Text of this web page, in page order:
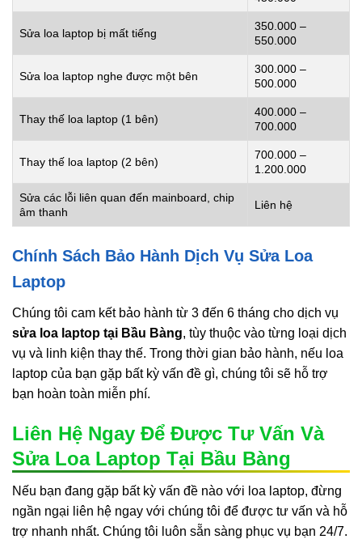
Sửa loa laptop bị mất tiếng
350.000 –
550.000
Sửa loa laptop nghe được một bên
300.000 –
500.000
Thay thế loa laptop (1 bên)
400.000 –
700.000
Thay thế loa laptop (2 bên)
700.000 –
1.200.000
Sửa các lỗi liên quan đến mainboard, chip
âm thanh
Liên hệ
Chính Sách Bảo Hành Dịch Vụ Sửa Loa
Laptop
Chúng tôi cam kết bảo hành từ 3 đến 6 tháng cho dịch vụ
sửa loa laptop tại Bầu Bàng, tùy thuộc vào từng loại dịch
vụ và linh kiện thay thế. Trong thời gian bảo hành, nếu loa
laptop của bạn gặp bất kỳ vấn đề gì, chúng tôi sẽ hỗ trợ
bạn hoàn toàn miễn phí.
Liên Hệ Ngay Để Được Tư Vấn Và
Sửa Loa Laptop Tại Bầu Bàng
Nếu bạn đang gặp bất kỳ vấn đề nào với loa laptop, đừng
ngần ngại liên hệ ngay với chúng tôi để được tư vấn và hỗ
trợ nhanh nhất. Chúng tôi luôn sẵn sàng phục vụ bạn 24/7.